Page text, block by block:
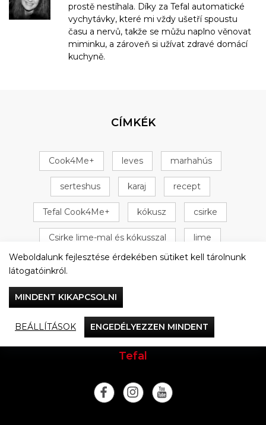
prostě nestíhala. Díky za Tefal automatické
vychytávky, které mi vždy ušetří spoustu
času a nervů, takže se můžu naplno věnovat
miminku, a zároveň si užívat zdravé domácí
kuchyně.
CÍMKÉK
Cook4Me+ leves marhahús
serteshus karaj recept
Tefal Cook4Me+ kókusz csirke
Csirke lime-mal és kókusszal lime
+ 16 következő
Vacsorázzunk együtt
Tefal
Weboldalunk fejlesztése érdekében sütiket kell tárolnunk
látogatóinkról.
MINDENT KIKAPCSOLNI
BEÁLLÍTÁSOK ENGEDÉLYEZZEN MINDENT